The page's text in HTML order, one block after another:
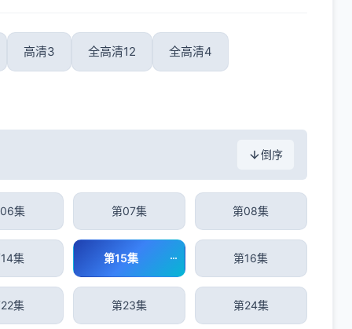
高清3 全高清12 全高清4
倒序
集 第07集 第08集
集 第15集 第16集
集 第23集 第24集